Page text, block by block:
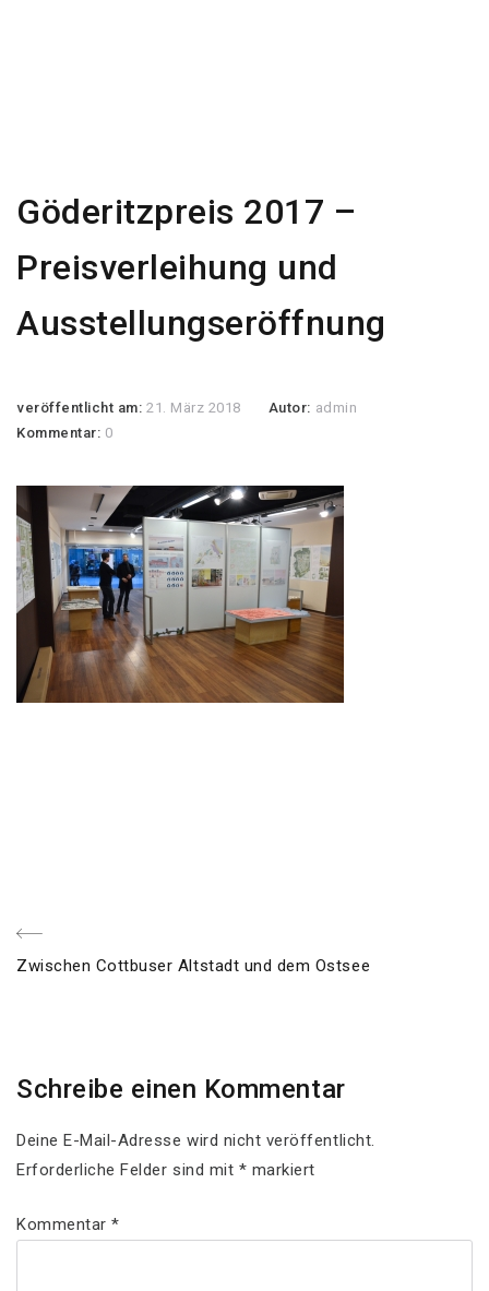
Göderitzpreis 2017 –
Preisverleihung und
Ausstellungseröffnung
veröffentlicht am: 21. März 2018 Autor: admin
Kommentar: 0
Beitragsnavigation
voriger
Zwischen Cottbuser Altstadt und dem Ostsee
Schreibe einen Kommentar
Deine E-Mail-Adresse wird nicht veröffentlicht.
Erforderliche Felder sind mit * markiert
Kommentar*